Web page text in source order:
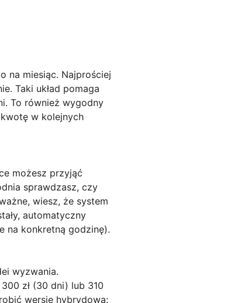
na miesiąc. Najprościej
. Taki układ pomaga
To również wygodny
w kolejnych
możesz przyjąć
sprawdzasz, czy
wiesz, że system
automatyczny
na konkretną godzinę).
wyzwania.
300 zł (30 dni) lub 310
wersję hybrydową: